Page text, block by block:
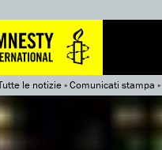
le notizie»Comunicati stampa »